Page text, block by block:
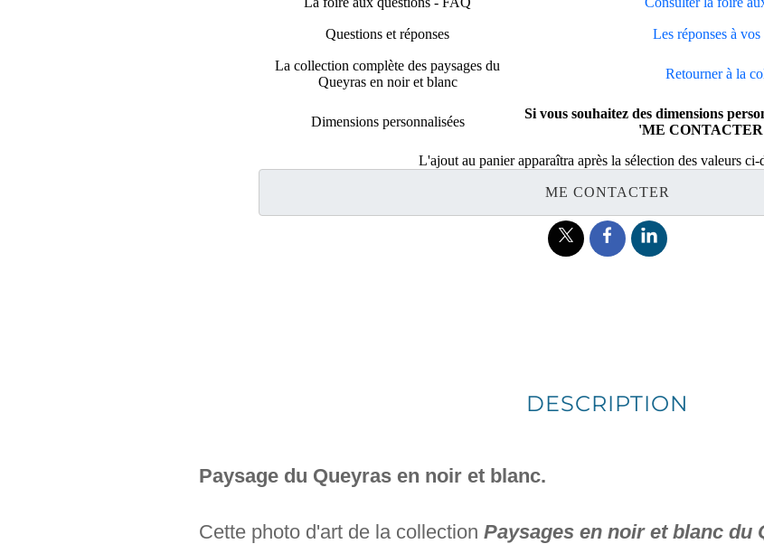
Questions et réponses Les réponses à vos
La collection complète des paysages du
Queyras en noir et blanc
Retourner à la
Dimensions personnalisées
Si vous souhaitez des dimensions
'ME CONTACTER'
L'ajout au panier apparaîtra après la sélection des valeurs ci-
ME CONTACTER
DESCRIPTION
Paysage du Queyras en noir et blanc.
Cette photo d'art de la collection Paysages en noir et blanc du